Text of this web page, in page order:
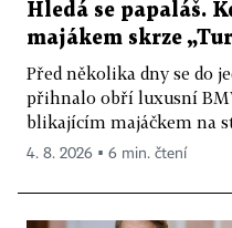
Hledá se papaláš.
majákem skrze
Před několika dny se do
přihnalo obří luxusní
blikajícím majáčkem na
4. 8. 2026 ▪ 6 min. čtení